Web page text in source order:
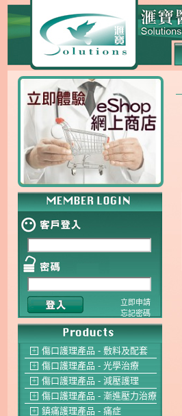
立即申請
忘記密碼
＋ 傷口護理產品 - 敷料及配套
＋ 傷口護理產品 - 光學治療
＋ 傷口護理產品 - 減壓護理
＋ 傷口護理產品 - 漸進壓力治療
＋ 鎮痛護理產品 - 痛症